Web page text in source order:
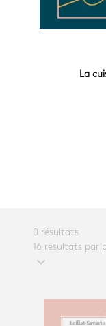
La
0 résultats
16 résultats par
expand_more